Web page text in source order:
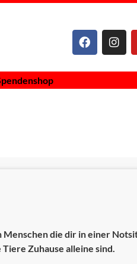
Menschen die dir in einer
Zuhause alleine sind.